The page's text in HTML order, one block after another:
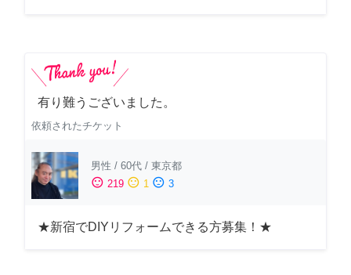
有り難うございました。
依頼されたチケット
男性 / 60代 / 東京都
sentiment_satisfied 219 sentiment_neutral 1 sentiment_dissatisfied 3
★新宿でDIYリフォームできる方募集！★